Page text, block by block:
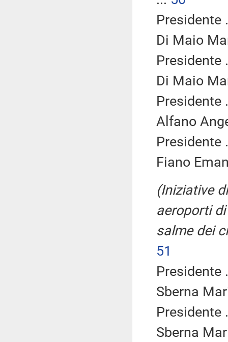
Presidente
Di Maio
Presidente
Di Maio
Presidente
Alfano
Presidente
Fiano
(Iniziative
aeroporti
salme dei
51
Presidente
Sberna
Presidente
Sberna